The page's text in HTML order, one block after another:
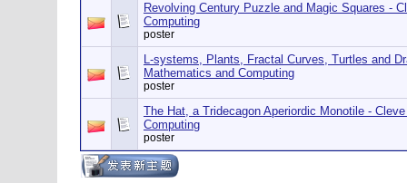
Revolving Century Puzzle and Magic Squares -
Computing
poster
L-systems, Plants, Fractal Curves, Turtles and
Mathematics and Computing
poster
The Hat, a Tridecagon Aperiordic Monotile -
Computing
poster